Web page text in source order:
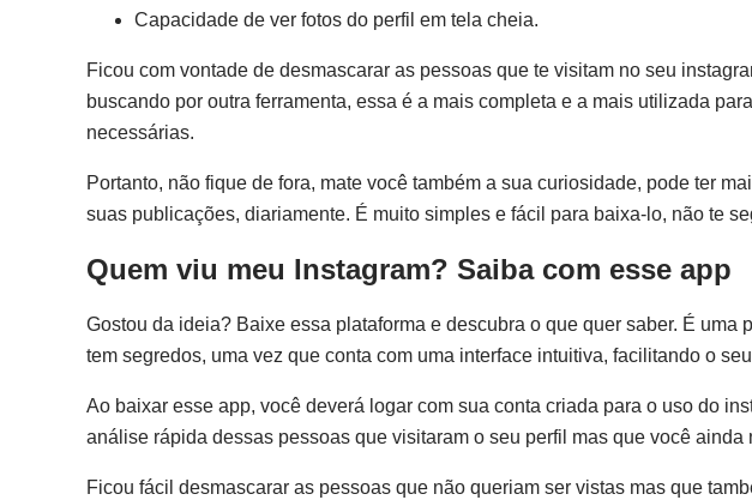
Capacidade de ver fotos do perfil em tela cheia.
Ficou com vontade de desmascarar as pessoas que te visitam no seu
buscando por outra ferramenta, essa é a mais completa e a mais utilizada
necessárias.
Portanto, não fique de fora, mate você também a sua curiosidade, pode ter
suas publicações, diariamente. É muito simples e fácil para baixa-lo, não te
Quem viu meu Instagram? Saiba com esse app
Gostou da ideia? Baixe essa plataforma e descubra o que quer saber. É uma
tem segredos, uma vez que conta com uma interface intuitiva, facilitando o
Ao baixar esse app, você deverá logar com sua conta criada para o uso do
análise rápida dessas pessoas que visitaram o seu perfil mas que você ainda
Ficou fácil desmascarar as pessoas que não queriam ser vistas mas que